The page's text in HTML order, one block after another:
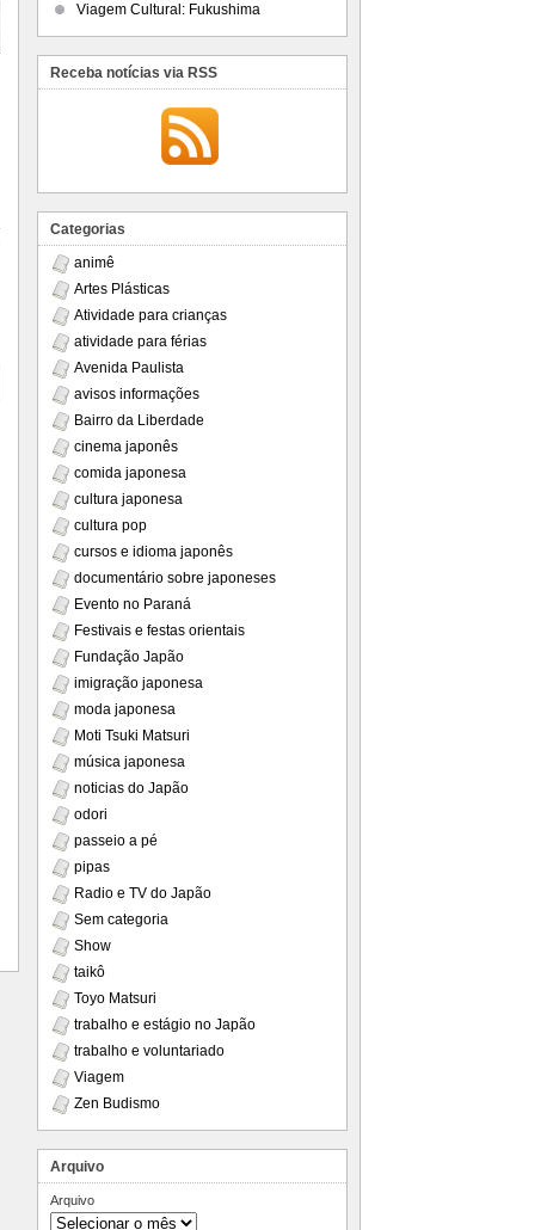
Viagem Cultural: Fukushima
Receba notícias via RSS
Categorias
animê
Artes Plásticas
Atividade para crianças
atividade para férias
Avenida Paulista
avisos informações
Bairro da Liberdade
cinema japonês
comida japonesa
cultura japonesa
cultura pop
cursos e idioma japonês
documentário sobre japoneses
Evento no Paraná
Festivais e festas orientais
Fundação Japão
imigração japonesa
moda japonesa
Moti Tsuki Matsuri
música japonesa
noticias do Japão
odori
passeio a pé
pipas
Radio e TV do Japão
Sem categoria
Show
taikô
Toyo Matsuri
trabalho e estágio no Japão
trabalho e voluntariado
Viagem
Zen Budismo
Arquivo
Arquivo